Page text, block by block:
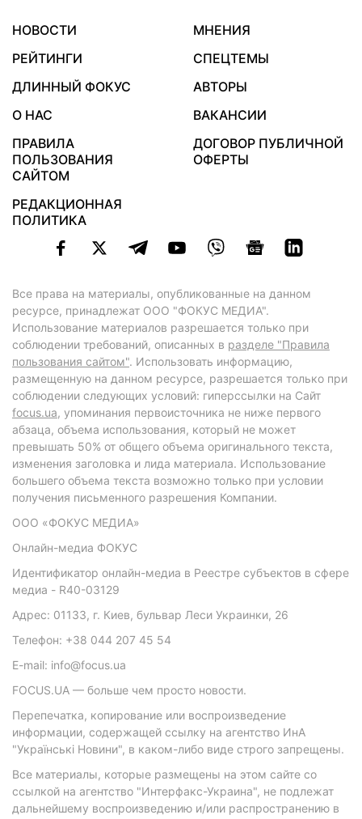
НОВОСТИ
МНЕНИЯ
РЕЙТИНГИ
СПЕЦТЕМЫ
ДЛИННЫЙ ФОКУС
АВТОРЫ
О НАС
ВАКАНСИИ
ПРАВИЛА
ПОЛЬЗОВАНИЯ
САЙТОМ
ДОГОВОР ПУБЛИЧНОЙ
ОФЕРТЫ
РЕДАКЦИОННАЯ
ПОЛИТИКА
Все права на материалы, опубликованные на данном
ресурсе, принадлежат ООО "ФОКУС МЕДИА".
Использование материалов разрешается только при
соблюдении требований, описанных в разделе "Правила
пользования сайтом". Использовать информацию,
размещенную на данном ресурсе, разрешается только при
соблюдении следующих условий: гиперссылки на Сайт
focus.ua, упоминания первоисточника не ниже первого
абзаца, объема использования, который не может
превышать 50% от общего объема оригинального текста,
изменения заголовка и лида материала. Использование
большего объема текста возможно только при условии
получения письменного разрешения Компании.
ООО «ФОКУС МЕДИА»
Онлайн-медиа ФОКУС
Идентификатор онлайн-медиа в Реестре субъектов в сфере
медиа - R40-03129
Адрес: 01133, г. Киев, бульвар Леси Украинки, 26
Телефон: +38 044 207 45 54
E-mail: info@focus.ua
FOCUS.UA — больше чем просто новости.
Перепечатка, копирование или воспроизведение
информации, содержащей ссылку на агентство ИнА
"Українські Новини", в каком-либо виде строго запрещены.
Все материалы, которые размещены на этом сайте со
ссылкой на агентство "Интерфакс-Украина", не подлежат
дальнейшему воспроизведению и/или распространению в